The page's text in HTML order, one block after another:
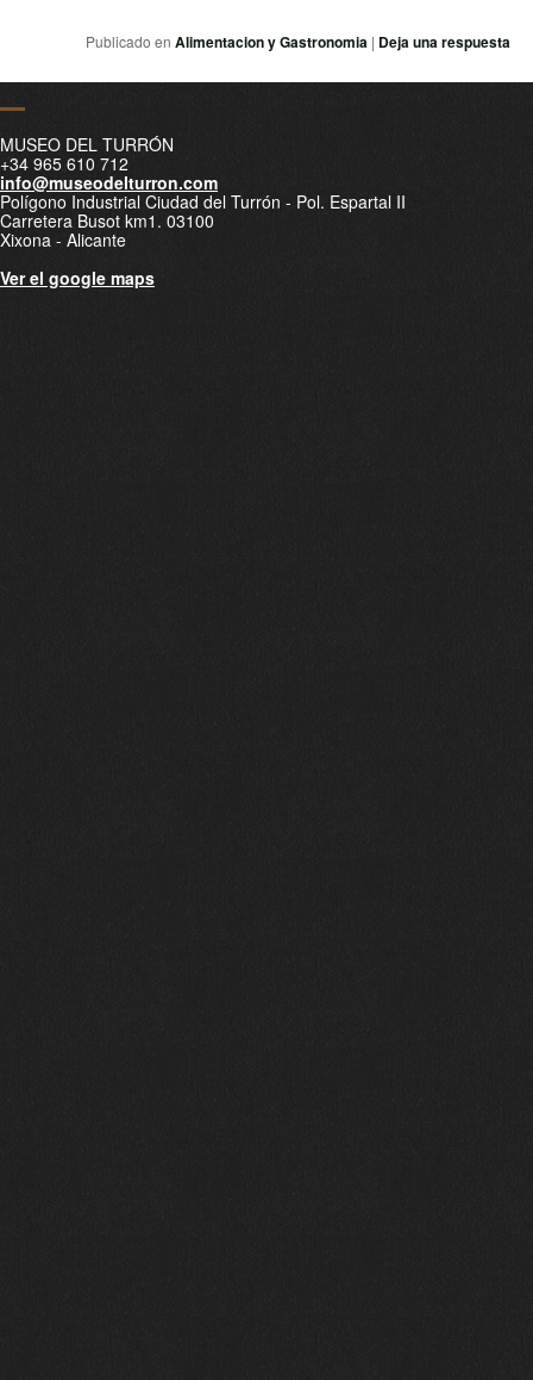
Publicado en Alimentacion y Gastronomia | Deja una respuesta
MUSEO DEL TURRÓN
+34 965 610 712
info@museodelturron.com
Polígono Industrial Ciudad del Turrón - Pol. Espartal II
Carretera Busot km1. 03100
Xixona - Alicante
Ver el google maps